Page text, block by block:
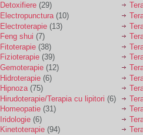
Detoxifiere (29)
Electropunctura (10)
Electroterapie (13)
Feng shui (7)
Fitoterapie (38)
Fizioterapie (39)
Gemoterapie (12)
Hidroterapie (6)
Hipnoza(75)
Hirudoterapie/Terapia cu lipitori (6)
Homeopatie (31)
Iridologie (6)
Kinetoterapie (94)